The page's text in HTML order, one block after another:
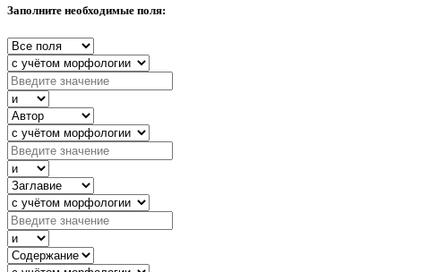
Заполните необходимые поля: